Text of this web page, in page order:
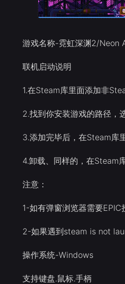
游戏名称-霓虹深渊2/Neon
联机启动说明
1.在Steam库里面添加非
2.找到你安装游戏的路径，
3.添加完毕后，在Steam库
4.卸载、同样的，在Steam
注意：
1-如有弹窗浏览器需要EPIC
2-如果遇到steam is not
操作系统-Windows
支持键盘.鼠标.手柄